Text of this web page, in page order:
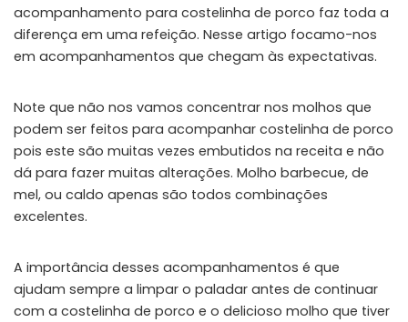
acompanhamento para costelinha de porco faz toda a
diferença em uma refeição. Nesse artigo focamo-nos
em acompanhamentos que chegam às expectativas.
Note que não nos vamos concentrar nos molhos que
podem ser feitos para acompanhar costelinha de porco
pois este são muitas vezes embutidos na receita e não
dá para fazer muitas alterações. Molho barbecue, de
mel, ou caldo apenas são todos combinações
excelentes.
A importância desses acompanhamentos é que
ajudam sempre a limpar o paladar antes de continuar
com a costelinha de porco e o delicioso molho que tiver